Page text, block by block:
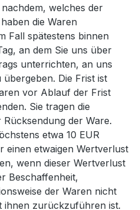
welches der
die Waren
Fall spätestens binnen
an dem Sie uns über
unterrichten, an uns
Die Frist ist
vor Ablauf der Frist
Sie tragen die
der Ware.
etwa 10 EUR
einen etwaigen Wertverlust
wenn dieser Wertverlust
Beschaffenheit,
der Waren nicht
ihnen zurückzuführen ist.